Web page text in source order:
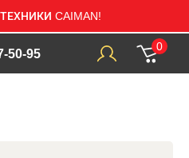
CAIMAN!
50-95
0